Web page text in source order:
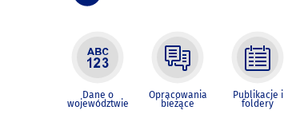
Dane o
województwie
Opracowania
bieżące
Publikacje i
foldery